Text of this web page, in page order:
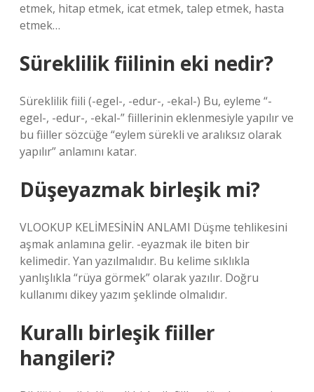
etmek, hitap etmek, icat etmek, talep etmek, hasta
etmek…
Süreklilik fiilinin eki nedir?
Süreklilik fiili (-egel-, -edur-, -ekal-) Bu, eyleme “-
egel-, -edur-, -ekal-” fiillerinin eklenmesiyle yapılır ve
bu fiiller sözcüğe “eylem sürekli ve aralıksız olarak
yapılır” anlamını katar.
Düşeyazmak birleşik mi?
VLOOKUP KELİMESİNİN ANLAMI Düşme tehlikesini
aşmak anlamına gelir. -eyazmak ile biten bir
kelimedir. Yan yazılmalıdır. Bu kelime sıklıkla
yanlışlıkla “rüya görmek” olarak yazılır. Doğru
kullanımı dikey yazım şeklinde olmalıdır.
Kurallı birleşik fiiller
hangileri?